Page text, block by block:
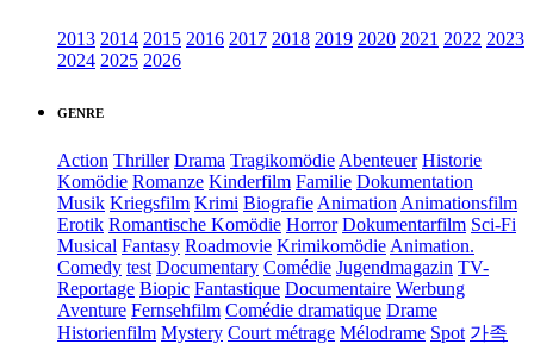
2013 2014 2015 2016 2017 2018 2019 2020 2021 2022 2023
2024 2025 2026
GENRE
Action Thriller Drama Tragikomödie Abenteuer Historie
Komödie Romanze Kinderfilm Familie Dokumentation
Musik Kriegsfilm Krimi Biografie Animation Animationsfilm
Erotik Romantische Komödie Horror Dokumentarfilm Sci-Fi
Musical Fantasy Roadmovie Krimikomödie Animation.
Comedy test Documentary Comédie Jugendmagazin TV-
Reportage Biopic Fantastique Documentaire Werbung
Aventure Fernsehfilm Comédie dramatique Drame
Historienfilm Mystery Court métrage Mélodrame Spot 가족